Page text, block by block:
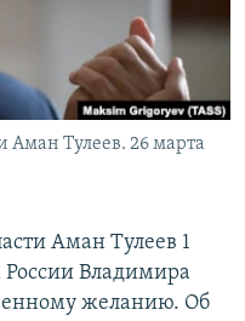
Аман Тулеев. 26 марта
Аман Тулеев 1
России Владимира
желанию. Об